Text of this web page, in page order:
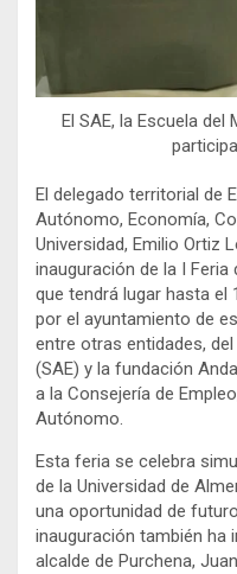
El SAE, la Escuela del
El delegado territorial de
Autónomo, Economía,
Universidad, Emilio Ortiz
inauguración de la I Feria
que tendrá lugar hasta el
por el ayuntamiento de
entre otras entidades,
(SAE) y la fundación
a la Consejería de
Autónomo.
Esta feria se celebra
de la Universidad de
una oportunidad de
inauguración también ha
alcalde de Purchena,